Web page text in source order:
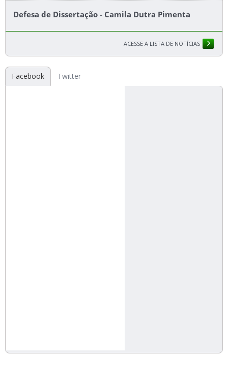
Defesa de Dissertação - Camila Dutra Pimenta
ACESSE A LISTA DE NOTÍCIAS
Facebook Twitter